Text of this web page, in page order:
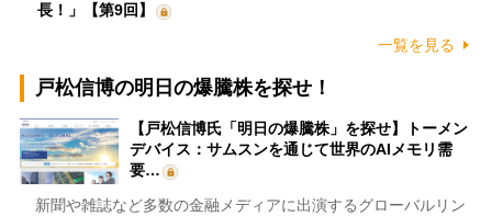
長！」【第9回】
一覧を見る
戸松信博の明日の爆騰株を探せ！
【戸松信博氏「明日の爆騰株」を探せ】トーメン
デバイス：サムスンを通じて世界のAIメモリ需
要…
新聞や雑誌など多数の金融メディアに出演するグローバルリン